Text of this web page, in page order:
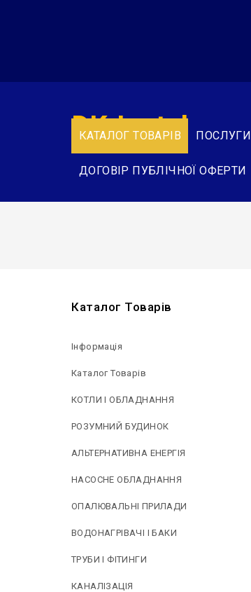
КАТАЛОГ ТОВАРІВ ПОСЛУГИ
ДОГОВІР ПУБЛІЧНОЇ ОФЕРТИ
DK-Instal
Каталог Товарів
Інформація
Каталог Товарів
КОТЛИ І ОБЛАДНАННЯ
РОЗУМНИЙ БУДИНОК
АЛЬТЕРНАТИВНА ЕНЕРГІЯ
НAСОСНЕ ОБЛАДНАННЯ
ОПАЛЮВАЛЬНІ ПРИЛАДИ
ВОДОНАГРІВАЧІ І БАКИ
ТРУБИ І ФІТИНГИ
КАНАЛІЗАЦІЯ